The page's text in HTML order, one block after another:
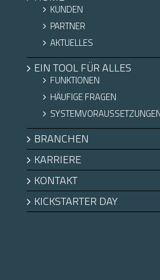
KUNDEN
PARTNER
AKTUELLES
EIN TOOL FÜR ALLES
FUNKTIONEN
HÄUFIGE FRAGEN
BRANCHEN
KARRIERE
KONTAKT
KICKSTARTER DAY